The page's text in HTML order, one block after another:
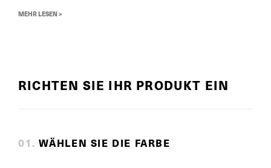
MEHR LESEN >
RICHTEN SIE IHR PRODUKT EIN
01 . WÄHLEN SIE DIE FARBE